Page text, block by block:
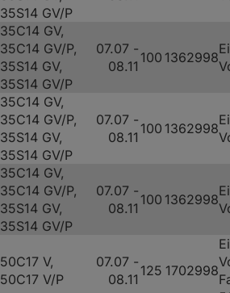
35S14 GV/P
35C14 GV,
35C14 GV/P,
35S14 GV,
35S14 GV/P
07.07 -
08.11
100 1362998
35C14 GV,
35C14 GV/P,
35S14 GV,
35S14 GV/P
07.07 -
08.11
100 1362998
35C14 GV,
35C14 GV/P,
35S14 GV,
35S14 GV/P
07.07 -
08.11
100 1362998
50C17 V,
50C17 V/P
07.07 -
08.11
125 1702998